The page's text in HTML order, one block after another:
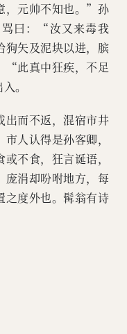
，元帅不知也。”孙
曰：“汝又来毒我
矢及泥块以进，膑
“此真中狂疾，不足
。
出而不返，混宿市井
人认得是孙客卿，
不食，狂言诞语，
庞涓却吩咐地方，每
之度外也。髯翁有诗